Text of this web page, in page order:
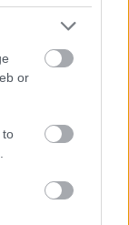
or
to